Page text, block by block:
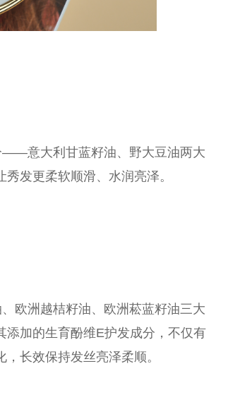
——意大利甘蓝籽油、野大豆油两大
发更柔软顺滑、水润亮泽。
欧洲越桔籽油、欧洲菘蓝籽油三大
加的生育酚维E护发成分，不仅有
长效保持发丝亮泽柔顺。